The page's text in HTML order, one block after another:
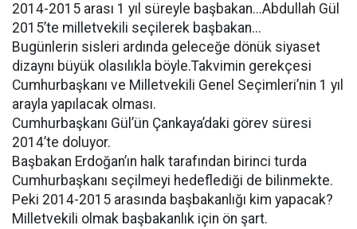
2014-2015 arası 1 yıl süreyle başbakan...Abdullah Gül
2015’te milletvekili seçilerek başbakan...
Bugünlerin sisleri ardında geleceğe dönük siyaset
dizaynı büyük olasılıkla böyle.Takvimin gerekçesi
Cumhurbaşkanı ve Milletvekili Genel Seçimleri’nin 1 yıl
arayla yapılacak olması.
Cumhurbaşkanı Gül’ün Çankaya’daki görev süresi
2014’te doluyor.
Başbakan Erdoğan’ın halk tarafından birinci turda
Cumhurbaşkanı seçilmeyi hedeflediği de bilinmekte.
Peki 2014-2015 arasında başbakanlığı kim yapacak?
Milletvekili olmak başbakanlık için ön şart.